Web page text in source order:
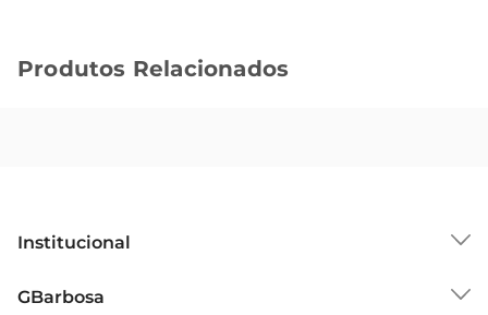
Qualidade e frescor garantidos
alternativos. A qualidade dos grãos é
tenha sempre um café de excelência em sua casa.
Produtos Relacionados
Institucional
Grupo Cencosud
GBarbosa